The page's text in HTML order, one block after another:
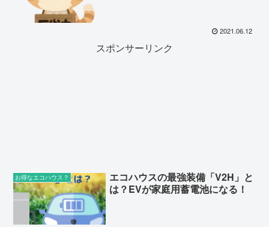
2021.06.12
スポンサーリンク
お得なエコハウス？
エコハウスの最強装備「V2H」と
は？EVが家庭用蓄電池になる！